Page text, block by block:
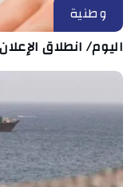
وطنية
اليوم/ انطلاق